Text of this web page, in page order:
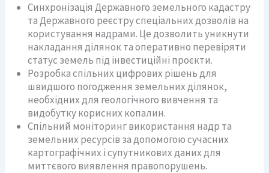
Синхронізація Державного земельного кадастру
та Державного реєстру спеціальних дозволів на
користування надрами. Це дозволить уникнути
накладання ділянок та оперативно перевіряти
статус земель під інвестиційні проєкти.
Розробка спільних цифрових рішень для
швидшого погодження земельних ділянок,
необхідних для геологічного вивчення та
видобутку корисних копалин.
Спільний моніторинг використання надр та
земельних ресурсів за допомогою сучасних
картографічних і супутникових даних для
миттєвого виявлення правопорушень.